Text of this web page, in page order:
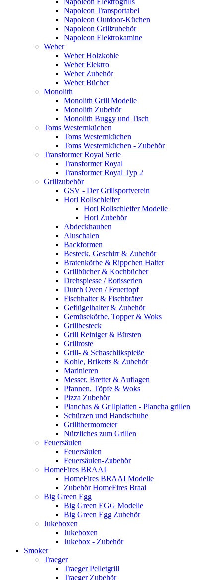
Napoleon Elektrogrills
Napoleon Transportabel
Napoleon Outdoor-Küchen
Napoleon Grillzubehör
Napoleon Elektrokamine
Weber
Weber Holzkohle
Weber Elektro
Weber Zubehör
Weber Bücher
Monolith
Monolith Grill Modelle
Monolith Zubehör
Monolith Buggy und Tisch
Toms Westernküchen
Toms Westernküchen
Toms Westernküchen - Zubehör
Transformer Royal Serie
Transformer Royal
Transformer Royal Typ 2
Grillzubehör
GSV - Der Grillsportverein
Horl Rollschleifer
Horl Rollschleifer Modelle
Horl Zubehör
Abdeckhauben
Aluschalen
Backformen
Besteck, Geschirr & Zubehör
Bratenkörbe & Rippchen Halter
Grillbücher & Kochbücher
Drehspiesse / Rotisserien
Dutch Oven / Feuertopf
Fischhalter & Fischbräter
Geflügelhalter & Zubehör
Gemüsekörbe, Topper & Woks
Grillbesteck
Grill Reiniger & Bürsten
Grillroste
Grill- & Schaschlikspieße
Kohle, Briketts & Zubehör
Marinieren
Messer, Bretter & Auflagen
Pfannen, Töpfe & Woks
Pizza Zubehör
Planchas & Grillplatten - Plancha grillen
Schürzen und Handschuhe
Grillthermometer
Nützliches zum Grillen
Feuersäulen
Feuersäulen
Feuersäulen-Zubehör
HomeFires BRAAI
HomeFires BRAAI Modelle
Zubehör HomeFires Braai
Big Green Egg
Big Green EGG Modelle
Big Green Egg Zubehör
Jukeboxen
Jukeboxen
Jukebox - Zubehör
Smoker
Traeger
Traeger Pelletgrill
Traeger Zubehör